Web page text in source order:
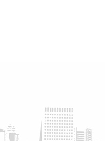
SPARC、EAST/BEST
反位形也受到市场较多
瀚海聚能、星能玄光等
显，国内聚变企业融资
中在中美。2025年，中
Helion居于融资规模前